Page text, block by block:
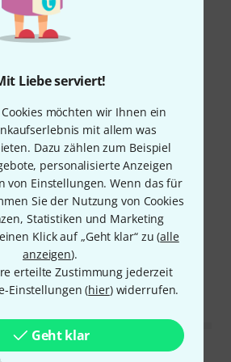
Liebe serviert!
möchten wir Ihnen ein
mit allem was
Dazu zählen zum Beispiel
personalisierte Anzeigen
von Einstellungen. Wenn das für
Sie der Nutzung von Cookies
Statistiken und Marketing
Klick auf „Geht klar“ zu (alle
anzeigen).
erteilte Zustimmung jederzeit
Einstellungen (hier) widerrufen.
Geht klar
Hardy Schulze 20.11.2024
ihren Zweck sehr gut, das Format
und die Verarbeitung bietet
nicht in der Praxis getestet, erst
sehr schwer aufzuklemmenden
Beschriftungsmöglichkeit gibt,
eingeheftet werden können und die
BEWERTUNG MELDEN